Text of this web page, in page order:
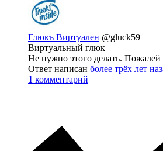
Глюкъ Виртуален @gluck59
Виртуальный глюк
Не нужно этого делать. Пожалей
Ответ написан более трёх лет
1 комментарий